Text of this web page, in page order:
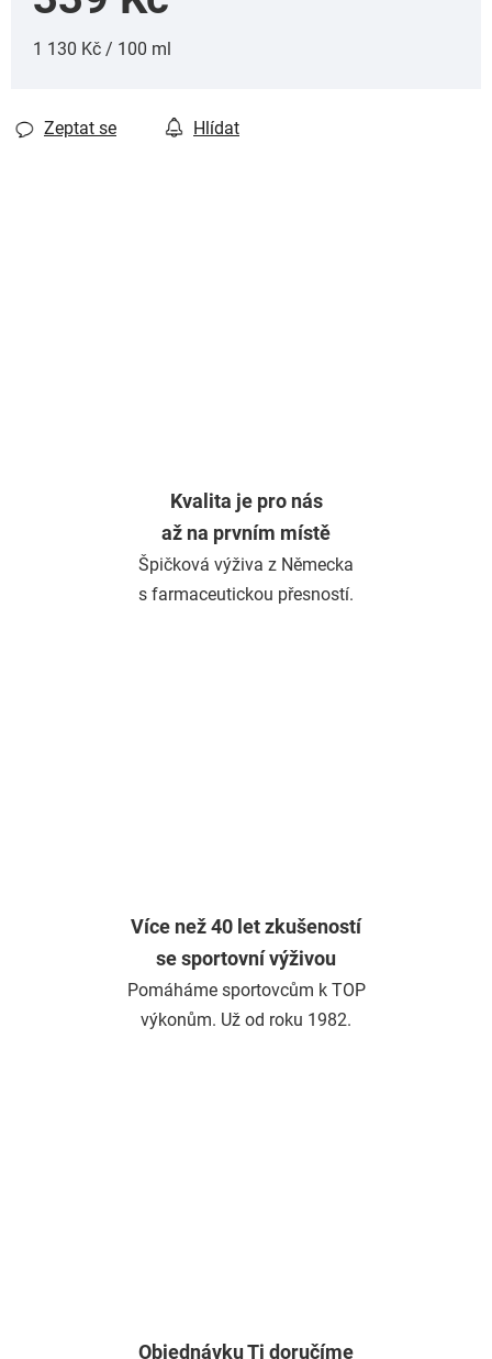
Měrná cena:
1 130 Kč / 100 ml
Zeptat se Hlídat
Kvalita je pro nás
až na prvním místě
Špičková výživa z Německa
s farmaceutickou přesností.
Více než 40 let zkušeností
se sportovní výživou
Pomáháme sportovcům k TOP
výkonům. Už od roku 1982.
Objednávku Ti doručíme